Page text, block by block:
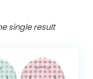
single result